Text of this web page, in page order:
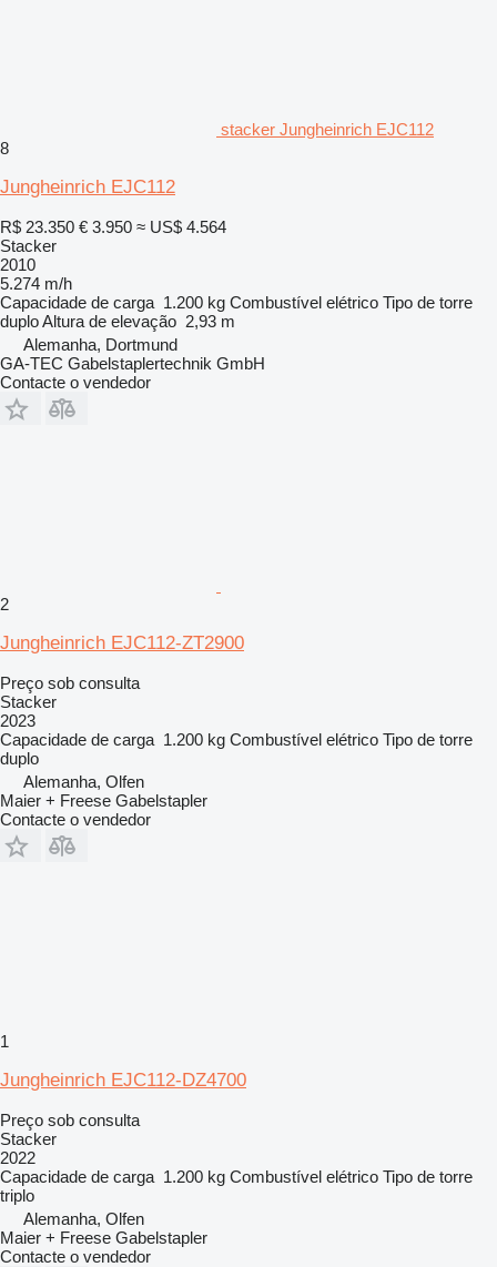
stacker Jungheinrich EJC112
8
Jungheinrich EJC112
R$ 23.350 € 3.950 ≈ US$ 4.564
Stacker
2010
5.274 m/h
Capacidade de carga 1.200 kg Combustível elétrico Tipo de torre
duploAltura de elevação 2,93 m
Alemanha, Dortmund
GA-TEC Gabelstaplertechnik GmbH
Contacte o vendedor
2
Jungheinrich EJC112-ZT2900
Preço sob consulta
Stacker
2023
Capacidade de carga 1.200 kg Combustível elétrico Tipo de torre
duplo
Alemanha, Olfen
Maier + Freese Gabelstapler
Contacte o vendedor
1
Jungheinrich EJC112-DZ4700
Preço sob consulta
Stacker
2022
Capacidade de carga 1.200 kg Combustível elétrico Tipo de torre
triplo
Alemanha, Olfen
Maier + Freese Gabelstapler
Contacte o vendedor